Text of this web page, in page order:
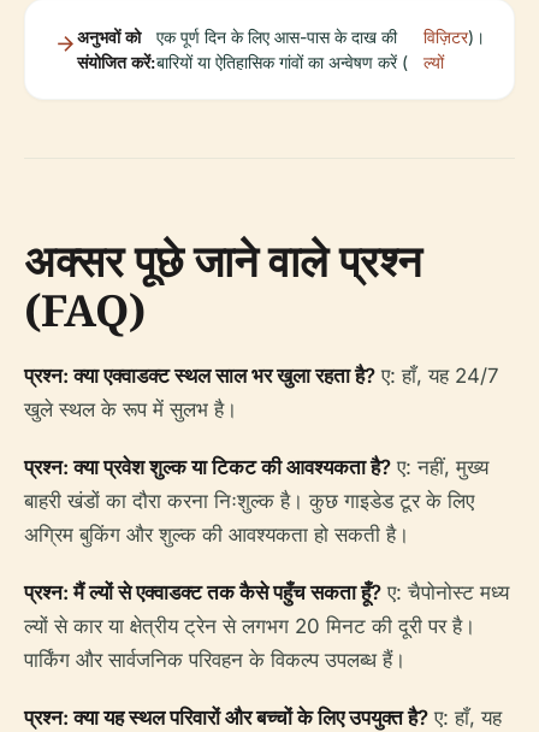
अनुभवों को
संयोजित करें:
एक पूर्ण दिन के लिए आस-पास के दाख की
बारियों या ऐतिहासिक गांवों का अन्वेषण करें (
विज़िटर
ल्यों
)।
अक्सर पूछे जाने वाले प्रश्न
(FAQ)
प्रश्न: क्या एक्वाडक्ट स्थल साल भर खुला रहता है? ए: हाँ, यह 24/7
खुले स्थल के रूप में सुलभ है।
प्रश्न: क्या प्रवेश शुल्क या टिकट की आवश्यकता है? ए: नहीं, मुख्य
बाहरी खंडों का दौरा करना निःशुल्क है। कुछ गाइडेड टूर के लिए
अग्रिम बुकिंग और शुल्क की आवश्यकता हो सकती है।
प्रश्न: मैं ल्यों से एक्वाडक्ट तक कैसे पहुँच सकता हूँ? ए: चैपोनोस्ट मध्य
ल्यों से कार या क्षेत्रीय ट्रेन से लगभग 20 मिनट की दूरी पर है।
पार्किंग और सार्वजनिक परिवहन के विकल्प उपलब्ध हैं।
प्रश्न: क्या यह स्थल परिवारों और बच्चों के लिए उपयुक्त है? ए: हाँ, यह